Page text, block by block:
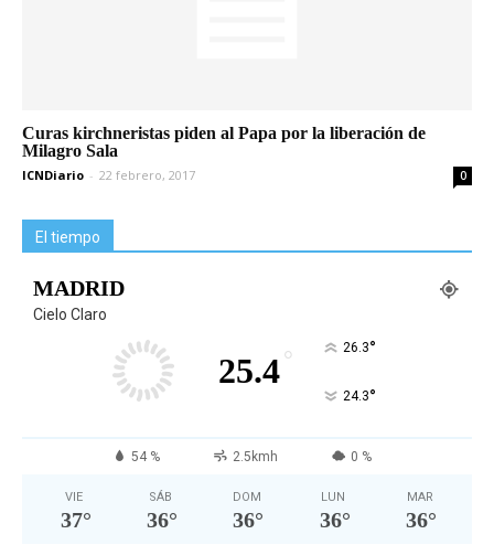
Curas kirchneristas piden al Papa por la liberación de
Milagro Sala
ICNDiario - 22 febrero, 2017 0
El tiempo
MADRID
Cielo Claro
25.4° 26.3°
24.3°
54 % 2.5kmh 0 %
VIE
37°
SÁB
36°
DOM
36°
LUN
36°
MAR
36°